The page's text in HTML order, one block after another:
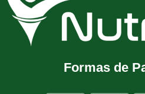
Formas de